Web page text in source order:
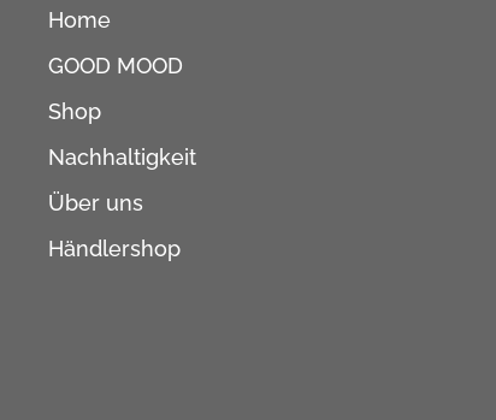
Home
GOOD MOOD
Shop
Nachhaltigkeit
Über uns
Händlershop